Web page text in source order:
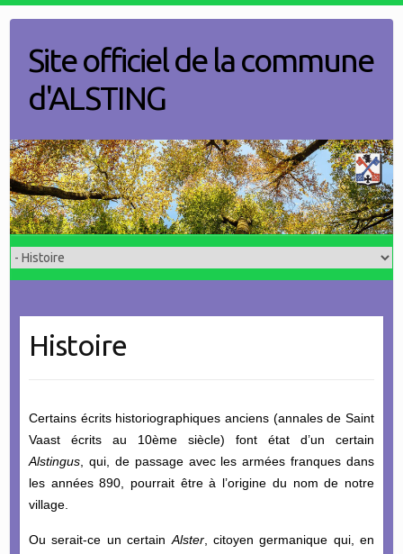
contentSite officiel de la commune
d'ALSTING
Histoire
Certains écrits historiographiques anciens (annales de Saint
Vaast écrits au 10ème siècle) font état d’un certain
Alstingus, qui, de passage avec les armées franques dans
les années 890, pourrait être à l’origine du nom de notre
village.
Ou serait-ce un certain Alster, citoyen germanique qui, en